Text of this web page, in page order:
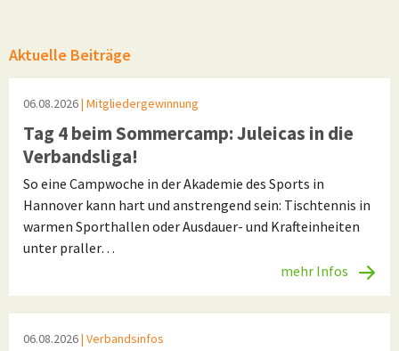
Aktuelle Beiträge
06.08.2026| Mitgliedergewinnung
Tag 4 beim Sommercamp: Juleicas in die
Verbandsliga!
So eine Campwoche in der Akademie des Sports in
Hannover kann hart und anstrengend sein: Tischtennis in
warmen Sporthallen oder Ausdauer- und Krafteinheiten
unter praller…
mehr Infos
06.08.2026| Verbandsinfos